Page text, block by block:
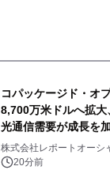
コパッケージド・オ
8,700万米ドルへ拡
光通信需要が成長を
株式会社レポートオーシ
20分前